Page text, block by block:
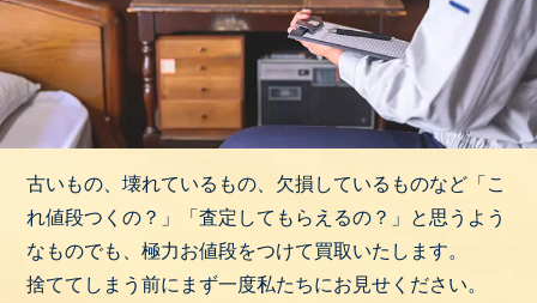
古いもの、壊れているもの、欠損しているものなど「こ
れ値段つくの？」「査定してもらえるの？」と思うよう
なものでも、極力お値段をつけて買取いたします。
捨ててしまう前にまず一度私たちにお見せください。